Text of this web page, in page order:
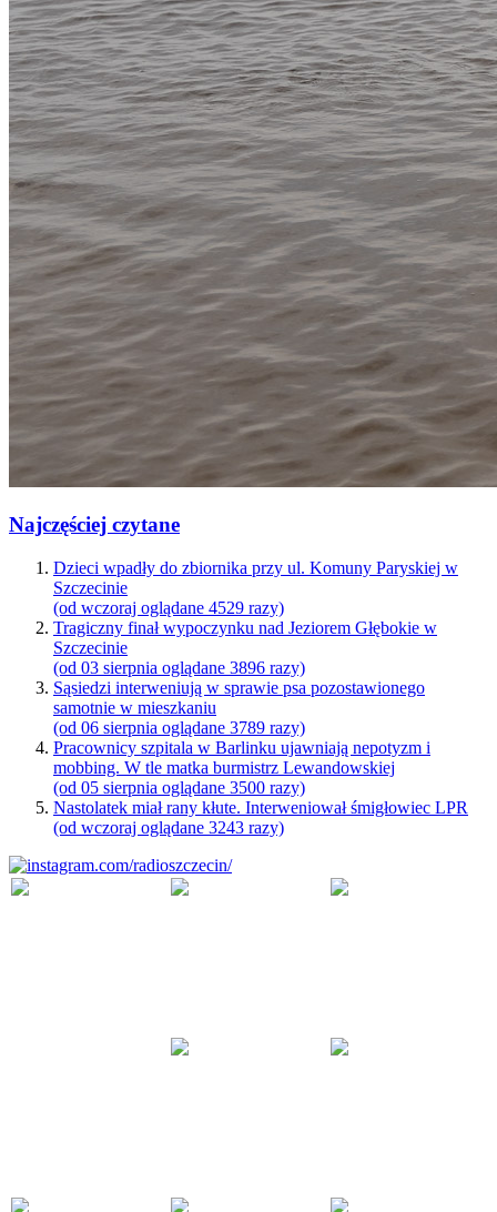
Najczęściej czytane
Dzieci wpadły do zbiornika przy ul. Komuny Paryskiej w
Szczecinie
(od wczoraj oglądane 4529 razy)
Tragiczny finał wypoczynku nad Jeziorem Głębokie w
Szczecinie
(od 03 sierpnia oglądane 3896 razy)
Sąsiedzi interweniują w sprawie psa pozostawionego
samotnie w mieszkaniu
(od 06 sierpnia oglądane 3789 razy)
Pracownicy szpitala w Barlinku ujawniają nepotyzm i
mobbing. W tle matka burmistrz Lewandowskiej
(od 05 sierpnia oglądane 3500 razy)
Nastolatek miał rany kłute. Interweniował śmigłowiec LPR
(od wczoraj oglądane 3243 razy)